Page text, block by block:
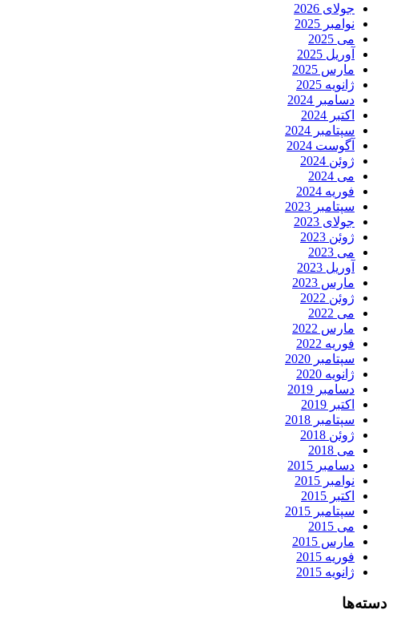
جولای 2026
نوامبر 2025
می 2025
آوریل 2025
مارس 2025
ژانویه 2025
دسامبر 2024
اکتبر 2024
سپتامبر 2024
آگوست 2024
ژوئن 2024
می 2024
فوریه 2024
سپتامبر 2023
جولای 2023
ژوئن 2023
می 2023
آوریل 2023
مارس 2023
ژوئن 2022
می 2022
مارس 2022
فوریه 2022
سپتامبر 2020
ژانویه 2020
دسامبر 2019
اکتبر 2019
سپتامبر 2018
ژوئن 2018
می 2018
دسامبر 2015
نوامبر 2015
اکتبر 2015
سپتامبر 2015
می 2015
مارس 2015
فوریه 2015
ژانویه 2015
دسته‌ها